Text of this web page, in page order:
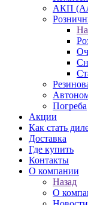
АКП
Погреба
Акции
Как стать
Доставка
Где купить
Контакты
О компании
Назад
О